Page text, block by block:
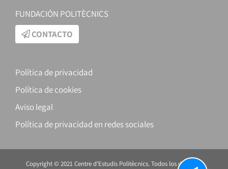
FUNDACIÓN POLITÈCNICS
CONTACTO
Política de privacidad
Política de cookies
Aviso legal
Política de privacidad en redes sociales
Copyright © 2021 Centre d’Estudis Politècnics. Todos los derechos